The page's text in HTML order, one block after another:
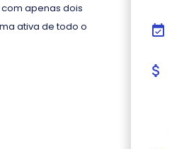
apenas dois
ativa de todo o